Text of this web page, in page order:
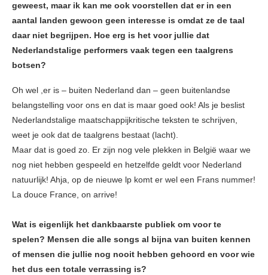
geweest, maar ik kan me ook voorstellen dat er in een
aantal landen gewoon geen interesse is omdat ze de taal
daar niet begrijpen. Hoe erg is het voor jullie dat
Nederlandstalige performers vaak tegen een taalgrens
botsen?
Oh wel ,er is – buiten Nederland dan – geen buitenlandse
belangstelling voor ons en dat is maar goed ook! Als je beslist
Nederlandstalige maatschappijkritische teksten te schrijven,
weet je ook dat de taalgrens bestaat (lacht).
Maar dat is goed zo. Er zijn nog vele plekken in België waar we
nog niet hebben gespeeld en hetzelfde geldt voor Nederland
natuurlijk! Ahja, op de nieuwe lp komt er wel een Frans nummer!
La douce France, on arrive!
Wat is eigenlijk het dankbaarste publiek om voor te
spelen? Mensen die alle songs al bijna van buiten kennen
of mensen die jullie nog nooit hebben gehoord en voor wie
het dus een totale verrassing is?